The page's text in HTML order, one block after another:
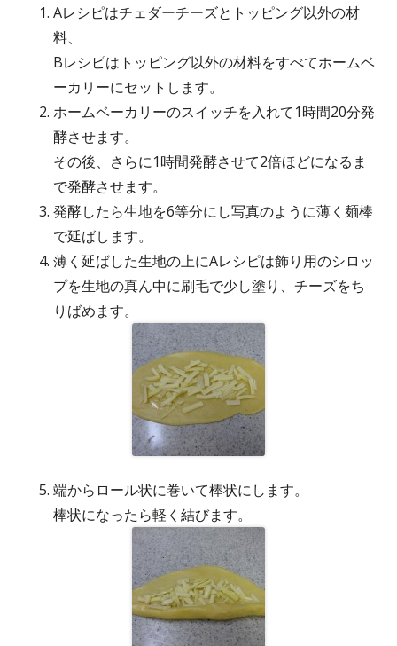
Aレシピはチェダーチーズとトッピング以外の材
料、
Bレシピはトッピング以外の材料をすべてホームベ
ーカリーにセットします。
ホームベーカリーのスイッチを入れて1時間20分発
酵させます。
その後、さらに1時間発酵させて2倍ほどになるま
で発酵させます。
発酵したら生地を6等分にし写真のように薄く麺棒
で延ばします。
薄く延ばした生地の上にAレシピは飾り用のシロッ
プを生地の真ん中に刷毛で少し塗り、チーズをち
りばめます。
端からロール状に巻いて棒状にします。
棒状になったら軽く結びます。